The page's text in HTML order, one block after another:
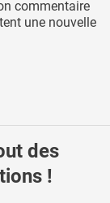
commentaire
une nouvelle
des
!